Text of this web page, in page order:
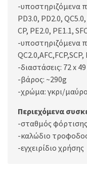
-υποστηριζόμενα
PD3.0, PD2.0,
CP, PE2.0, PE1.1,
-υποστηριζόμενα
-διαστάσεις: 72 x
-βάρος: ~290g
-χρώμα: γκρι/
Περιεχόμενα
-σταθμός φόρτισης
-καλώδιο
-εγχειρίδιο χρήσης